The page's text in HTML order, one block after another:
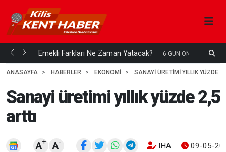
mi... Emekli Farkları Ne Zaman Yatacak? 6 GÜN ÖNCE
ANASAYFA
HABERLER EKONOMİ SANAYI ÜRETIMI YILLIK YÜZDE
Sanayi üretimi yıllık yüzde 2,5
arttı
A+ A- IHA 09-05-